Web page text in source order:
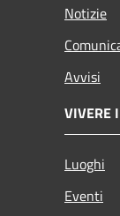
Notizie
Avvisi
VIVERE
Luoghi
Eventi